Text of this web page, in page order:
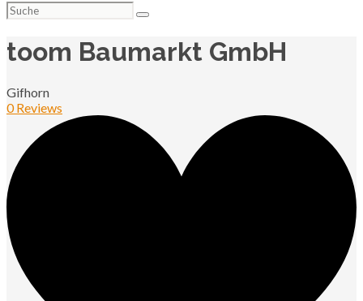
Suchen
nach:
toom Baumarkt GmbH
Gifhorn
0 Reviews